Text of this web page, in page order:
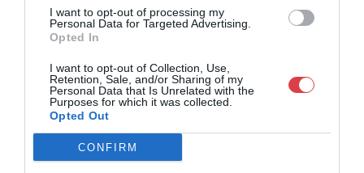
I want to opt-out of processing my
Personal Data for Targeted Advertising.
Opted In
I want to opt-out of Collection, Use,
Retention, Sale, and/or Sharing of my
Personal Data that Is Unrelated with the
Purposes for which it was collected.
Opted Out
CONFIRM
KAPCSOLÓDÓ MŰTÁRGYAK